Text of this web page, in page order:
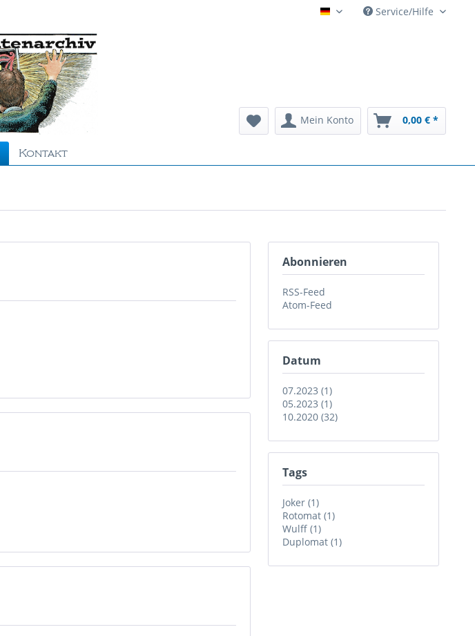
Automatenarchiv - alles rund
Service/Hilfe
Mein Konto 0,00 € *
Kontakt
Abonnieren
RSS-Feed
Atom-Feed
Datum
07.2023 (1)
05.2023 (1)
10.2020 (32)
Tags
Joker (1)
Rotomat (1)
Wulff (1)
Duplomat (1)